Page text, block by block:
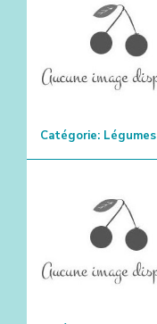
Catégorie: Légumes